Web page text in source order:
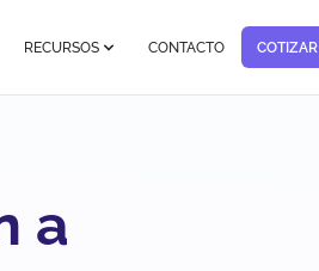
RECURSOS CONTACTO COTIZAR
a